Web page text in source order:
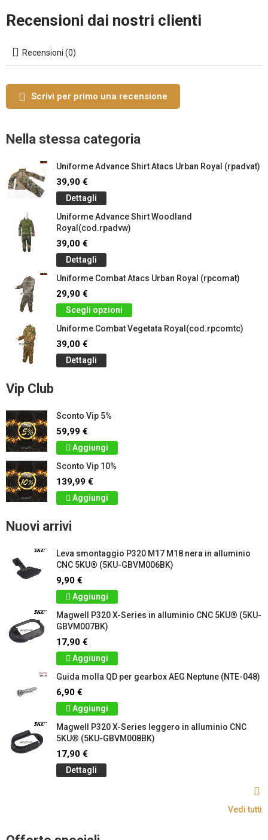
Recensioni dai nostri clienti
Recensioni (0)
Scrivi per primo una recensione
Nella stessa categoria
Uniforme Advance Shirt Atacs Urban Royal (rpadvat)
39,90 €
Dettagli
Uniforme Advance Shirt Woodland
Royal(cod.rpadvw)
39,00 €
Dettagli
Uniforme Combat Atacs Urban Royal (rpcomat)
29,90 €
Scegli opzioni
Uniforme Combat Vegetata Royal(cod.rpcomtc)
39,00 €
Dettagli
Vip Club
Sconto Vip 5%
59,99 €
Aggiungi
Sconto Vip 10%
139,99 €
Aggiungi
Nuovi arrivi
Leva smontaggio P320 M17 M18 nera in alluminio
CNC 5KU® (5KU-GBVM006BK)
9,90 €
Aggiungi
Magwell P320 X-Series in alluminio CNC 5KU® (5KU-
GBVM007BK)
17,90 €
Aggiungi
Guida molla QD per gearbox AEG Neptune (NTE-048)
6,90 €
Aggiungi
Magwell P320 X-Series leggero in alluminio CNC
5KU® (5KU-GBVM008BK)
17,90 €
Dettagli
Vedi tutti